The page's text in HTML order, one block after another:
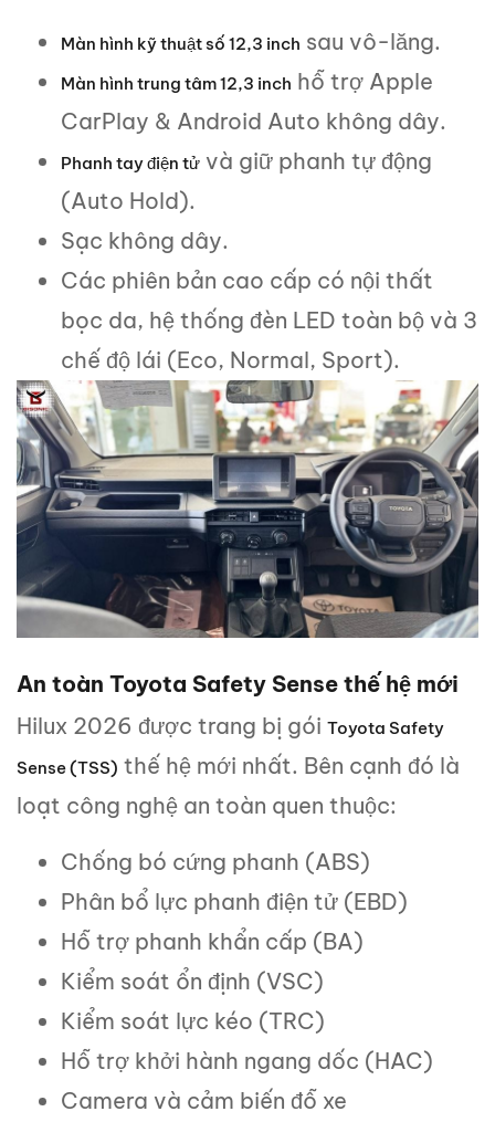
Màn hình kỹ thuật số 12,3 inch sau vô-lăng.
Màn hình trung tâm 12,3 inch hỗ trợ Apple
CarPlay & Android Auto không dây.
Phanh tay điện tử và giữ phanh tự động
(Auto Hold).
Sạc không dây.
Các phiên bản cao cấp có nội thất
bọc da, hệ thống đèn LED toàn bộ và 3
chế độ lái (Eco, Normal, Sport).
An toàn Toyota Safety Sense thế hệ mới
Hilux 2026 được trang bị gói Toyota Safety
Sense (TSS) thế hệ mới nhất. Bên cạnh đó là
loạt công nghệ an toàn quen thuộc:
Chống bó cứng phanh (ABS)
Phân bổ lực phanh điện tử (EBD)
Hỗ trợ phanh khẩn cấp (BA)
Kiểm soát ổn định (VSC)
Kiểm soát lực kéo (TRC)
Hỗ trợ khởi hành ngang dốc (HAC)
Camera và cảm biến đỗ xe